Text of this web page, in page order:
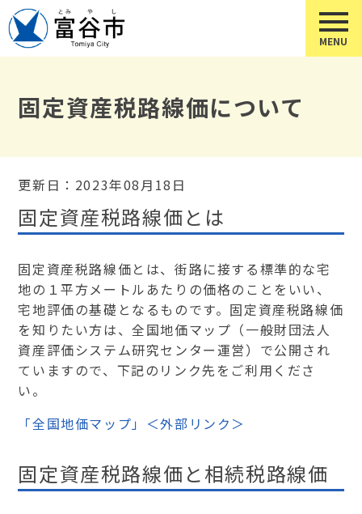
固定資産税路線価について
更新日：2023年08月18日
固定資産税路線価とは
固定資産税路線価とは、街路に接する標準的な宅
地の１平方メートルあたりの価格のことをいい、
宅地評価の基礎となるものです。固定資産税路線価
を知りたい方は、全国地価マップ（一般財団法人
資産評価システム研究センター運営）で公開され
ていますので、下記のリンク先をご利用くださ
い。
「全国地価マップ」＜外部リンク＞
固定資産税路線価と相続税路線価